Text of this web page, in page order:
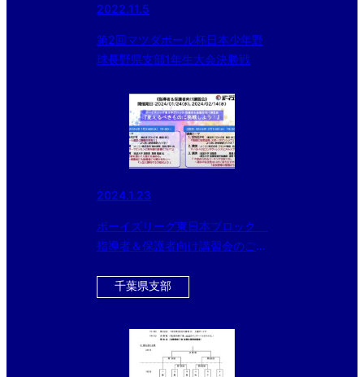
2022.11.5
第2回マツダボール杯日本少年野
球長野県支部1年生大会決勝戦
2024.1.23
ボーイズリーグ東日本ブロック
指導者＆保護者向け講習会のご案
千葉県支部